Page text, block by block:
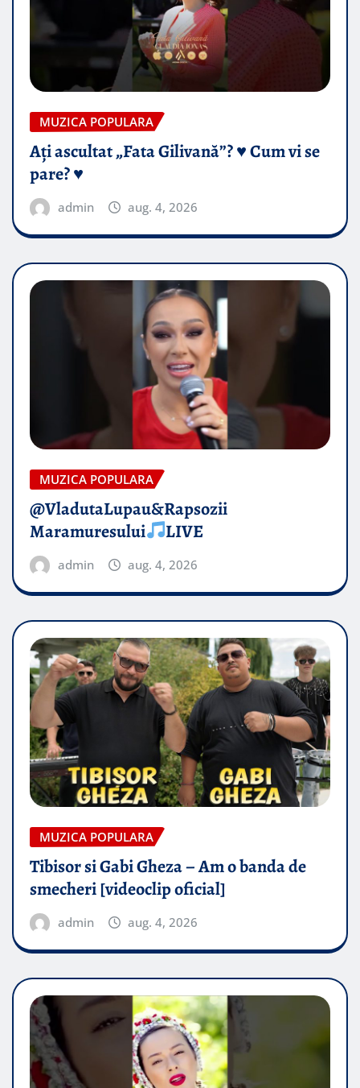
MUZICA POPULARA
Ați ascultat „Fata Gilivană”? ♥️ Cum vi se
pare? ♥️
admin aug. 4, 2026
MUZICA POPULARA
@VladutaLupau&Rapsozii
Maramuresului
LIVE
admin aug. 4, 2026
MUZICA POPULARA
Tibisor si Gabi Gheza – Am o banda de
smecheri [videoclip oficial]
admin aug. 4, 2026